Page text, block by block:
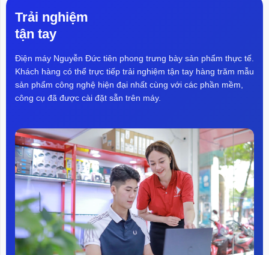
Trải nghiệm
tận tay
Điện máy Nguyễn Đức tiên phong trưng bày sản phẩm thực tế.
Khách hàng có thể trực tiếp trải nghiệm tận tay hàng trăm mẫu
sản phẩm công nghệ hiện đại nhất cùng với các phần mềm,
công cụ đã được cài đặt sẵn trên máy.